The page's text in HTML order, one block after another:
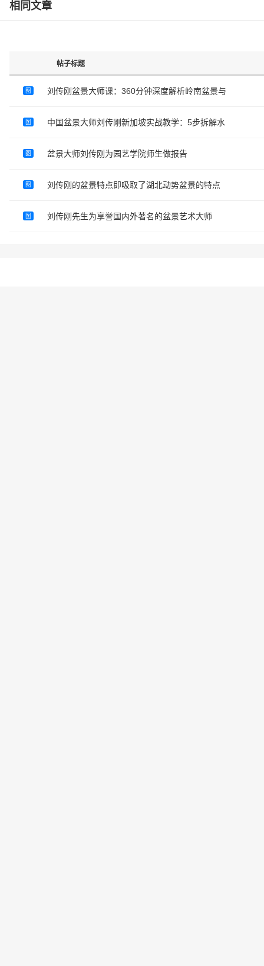
相同文章
帖子标题
图 刘传刚盆景大师课：360分钟深度解析岭南盆景与
图 中国盆景大师刘传刚新加坡实战教学：5步拆解水
图 盆景大师刘传刚为园艺学院师生做报告
图 刘传刚的盆景特点即吸取了湖北动势盆景的特点
图 刘传刚先生为享誉国内外著名的盆景艺术大师